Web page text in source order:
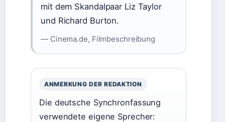
mit dem Skandalpaar Liz Taylor
und Richard Burton.
— Cinema.de, Filmbeschreibung
ANMERKUNG DER REDAKTION
Die deutsche Synchronfassung
verwendete eigene Sprecher: